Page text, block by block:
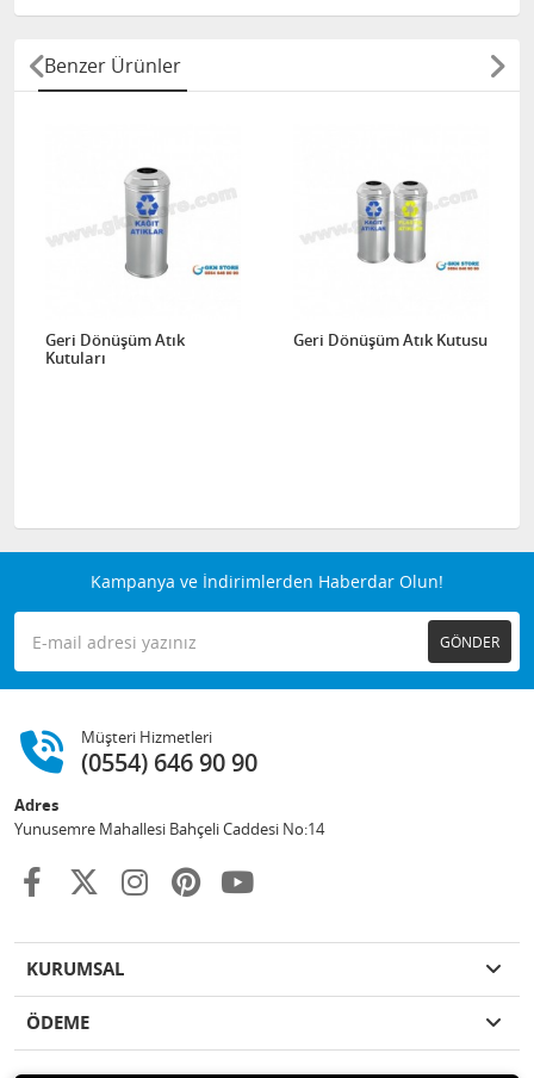
Benzer Ürünler
Geri Dönüşüm Atık
Kutuları
Geri Dönüşüm Atık Kutusu
Kampanya ve İndirimlerden Haberdar Olun!
GÖNDER
Müşteri Hizmetleri
(0554) 646 90 90
Adres
Yunusemre Mahallesi Bahçeli Caddesi No:14
KURUMSAL
ÖDEME